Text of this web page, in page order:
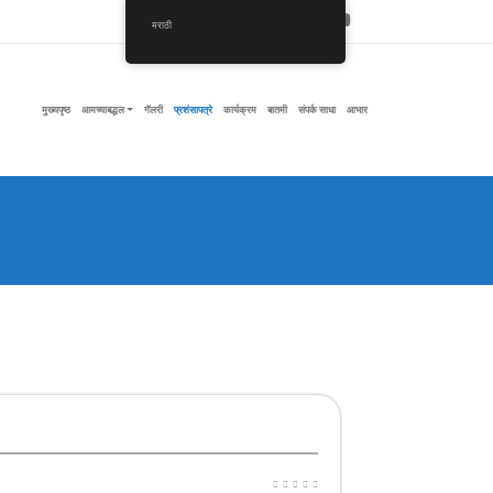
मुख्यपृष्ठ आमच्याबद्धल गॅलरी प्रशंसापत्रे कार्यक्रम बातमी संपर्क साधा आभार
मराठी